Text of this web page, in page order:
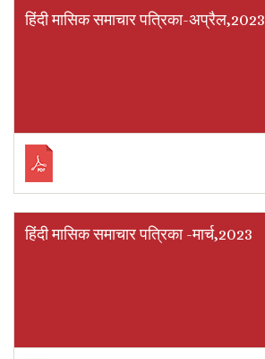
हिंदी मासिक समाचार पत्रिका-अप्रैल,2023
हिंदी मासिक समाचार पत्रिका -मार्च,2023